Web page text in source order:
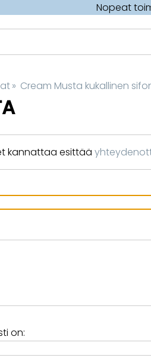
Nopeat
‪» Cream Musta kukallinen
kannattaa esittää
on: